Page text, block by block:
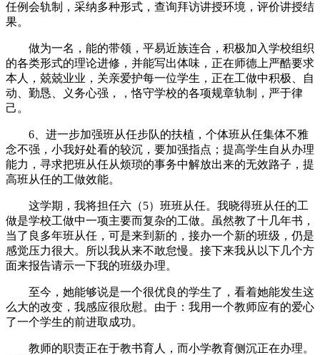
任例会轨制，采纳多种形式，查询拜访讲授环境，评价讲授结
果。
做为一名，能的带领，平易近族连合，积极加入学校组织
的各类形式的理论进修，并能写出体味，正在师德上严酷要求
本人，兢兢业业，关亲爱护每一位学生，正在工做中积极、自
动、勤恳、义务心强，，恪守学校的各项规章轨制，严于律
己。
6、进一步加强班从任步队的扶植，个体班从任集体不雅
念不强，小我好处看的较沉，要加强指点；提高学生自从办理
能力，寻求把班从任从烦琐的事务中解放出来的无效路子，提
高班从任的工做效能。
这学期，我将担任六（5）班班从任。我晓得班从任的工
做是学校工做中一项主要而复杂的工做。虽然教了十几年书，
当了良多年班从任，可是来到新的，接办一个新的班级，仍是
感觉压力很大。所以我从来不敢怠慢。接下来我从以下几个方
面来报告请示一下我的班级办理。
至今，她能够说是一个很优良的学生了，看着她能发生这
么大的改变，我感应很欣慰。由于：我用一个教师应有的爱心
了一个学生的前进取成功。
教师的职责正在于教书育人，而小学教育侧沉正在办理。